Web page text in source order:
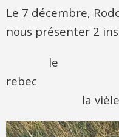
Le 7 décembre,
nous présenter 2
le
la vièle à